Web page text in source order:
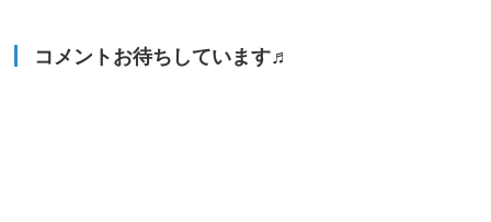
コメントお待ちしています♬